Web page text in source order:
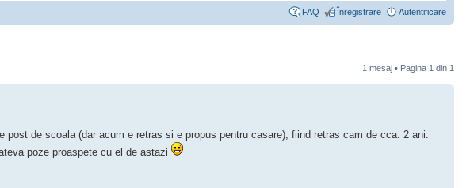
FAQ Înregistrare Autentificare
1 mesaj • Pagina 1 din 1
de scoala (dar acum e retras si e propus pentru casare), fiind retras cam de cca. 2 ani.
poze proaspete cu el de astazi